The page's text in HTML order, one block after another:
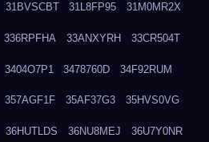
31BVSCBT 31L8FP95 31M0MR2X
336RPFHA 33ANXYRH 33CR504T
3404O7P1 3478760D 34F92RUM
357AGF1F 35AF37G3 35HVS0VG
36HUTLDS 36NU8MEJ 36U7Y0NR